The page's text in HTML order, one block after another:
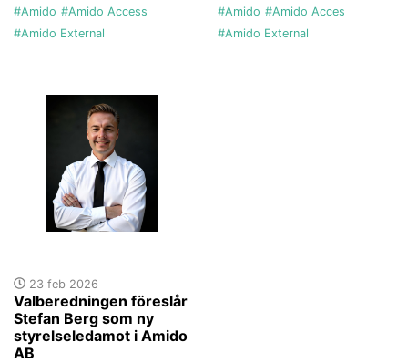
#Amido #Amido Access
#Amido External
#Amido #Amido Acces
#Amido External
23 feb 2026
Valberedningen föreslår
Stefan Berg som ny
styrelseledamot i Amido
AB